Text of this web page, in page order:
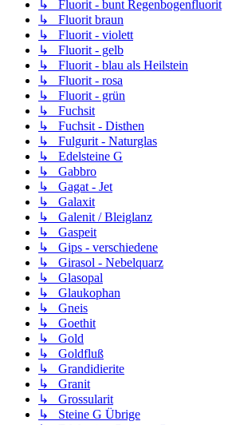
↳ Fluorit - bunt Regenbogenfluorit
↳ Fluorit braun
↳ Fluorit - violett
↳ Fluorit - gelb
↳ Fluorit - blau als Heilstein
↳ Fluorit - rosa
↳ Fluorit - grün
↳ Fuchsit
↳ Fuchsit - Disthen
↳ Fulgurit - Naturglas
↳ Edelsteine G
↳ Gabbro
↳ Gagat - Jet
↳ Galaxit
↳ Galenit / Bleiglanz
↳ Gaspeit
↳ Gips - verschiedene
↳ Girasol - Nebelquarz
↳ Glasopal
↳ Glaukophan
↳ Gneis
↳ Goethit
↳ Gold
↳ Goldfluß
↳ Grandidierite
↳ Granit
↳ Grossularit
↳ Steine G Übrige